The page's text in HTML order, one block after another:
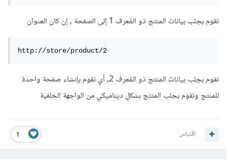
نقوم بجلب بيانات المنتج ذو المُعرف 1 إلى الصفحة , إن كان العنوان
http://store/product/2
نقوم بجلب بيانات المنتج ذو المُعرف 2, أي نقوم بإنشاء صفحة واحدة
للمنتج ونقوم بجلب المنتج بشكلٍ ديناميكي من الواجهة الخلفية
1 اقتباس